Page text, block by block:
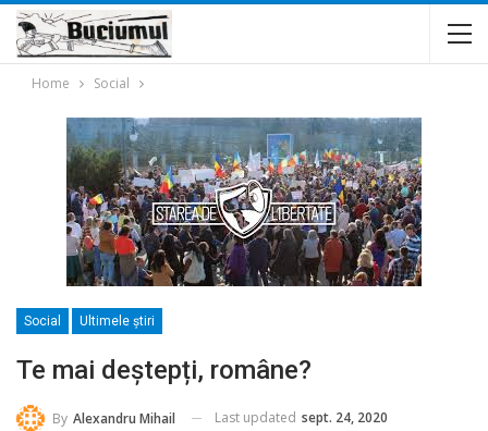
Home Social
Social Ultimele ştiri
Te mai deștepți, române?
By Alexandru Mihail Last updated sept. 24, 2020